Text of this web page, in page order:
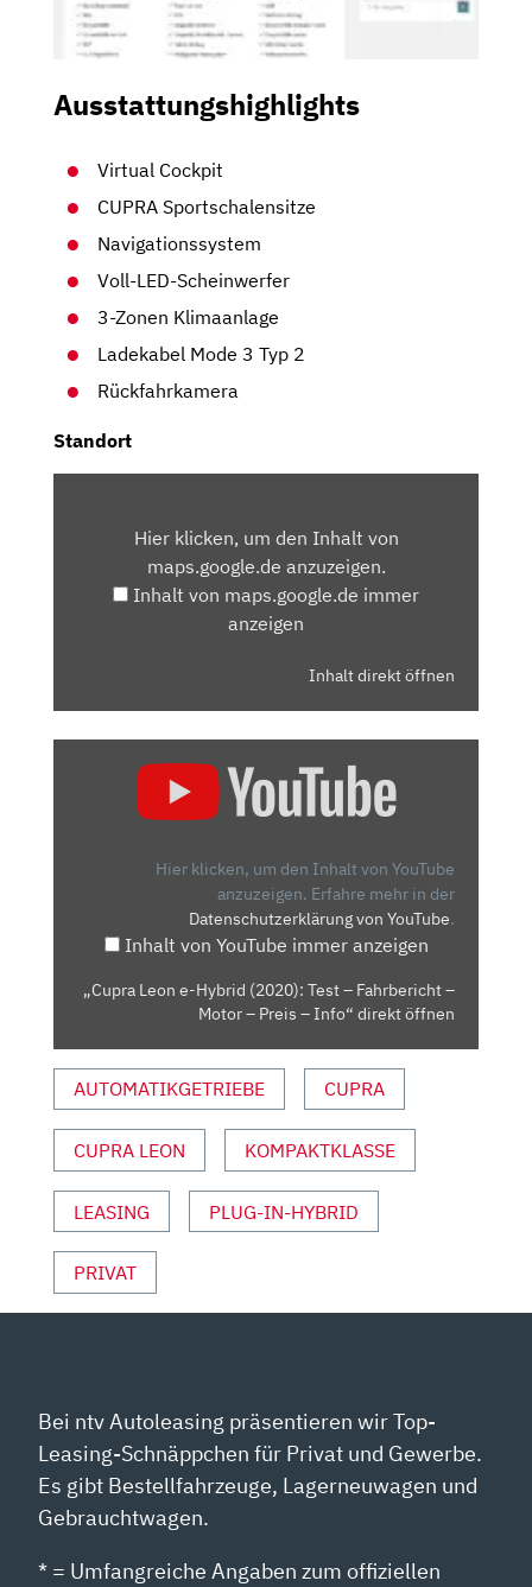
Ausstattungshighlights
Virtual Cockpit
CUPRA Sportschalensitze
Navigationssystem
Voll-LED-Scheinwerfer
3-Zonen Klimaanlage
Ladekabel Mode 3 Typ 2
Rückfahrkamera
Standort
MAPS.GOOGLE.DEHier klicken, um den Inhalt von
maps.google.de anzuzeigen.
Inhalt von maps.google.de immer
anzeigen
Inhalt direkt öffnen
FAHRBERICHT
MOTOR
PREIS
VON
YOUTUBE
ANZEIGEN
Hier klicken, um den Inhalt von YouTube
anzuzeigen. Erfahre mehr in der
Datenschutzerklärung von YouTube.
Inhalt von YouTube immer anzeigen
„Cupra Leon e-Hybrid (2020): Test – Fahrbericht –
Motor – Preis – Info“ direkt öffnen
AUTOMATIKGETRIEBE CUPRA
CUPRA LEON KOMPAKTKLASSE
LEASING PLUG-IN-HYBRID
PRIVAT
Bei ntv Autoleasing präsentieren wir Top-
Leasing-Schnäppchen für Privat und Gewerbe.
Es gibt Bestellfahrzeuge, Lagerneuwagen und
Gebrauchtwagen.
* = Umfangreiche Angaben zum offiziellen